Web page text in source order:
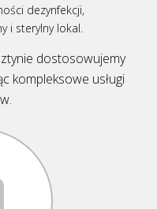
dezynfekcji,
i sterylny lokal.
dostosowujemy
kompleksowe usługi